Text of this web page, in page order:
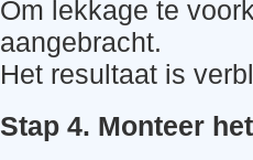
Om lekkage te
aangebracht.
Het resultaat is
Stap 4. Monteer